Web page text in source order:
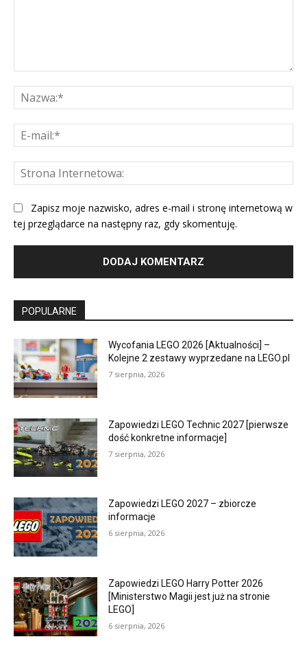
Zapisz moje nazwisko, adres e-mail i stronę internetową w
tej przeglądarce na następny raz, gdy skomentuję.
POPULARNE
Wycofania LEGO 2026 [Aktualności] –
Kolejne 2 zestawy wyprzedane na LEGO.pl
7 sierpnia, 2026
Zapowiedzi LEGO Technic 2027 [pierwsze
dość konkretne informacje]
7 sierpnia, 2026
Zapowiedzi LEGO 2027 – zbiorcze
informacje
6 sierpnia, 2026
Zapowiedzi LEGO Harry Potter 2026
[Ministerstwo Magii jest już na stronie
LEGO]
6 sierpnia, 2026